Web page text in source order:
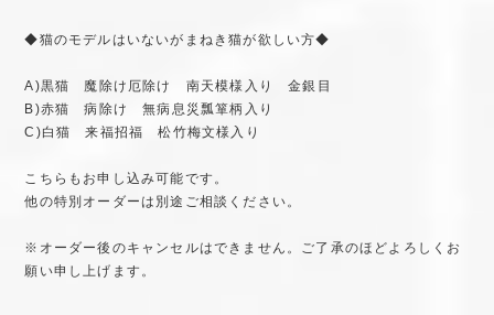
◆猫のモデルはいないがまねき猫が欲しい方◆
A)黒猫 魔除け厄除け 南天模様入り 金銀目
B)赤猫 病除け 無病息災瓢箪柄入り
C)白猫 来福招福 松竹梅文様入り
こちらもお申し込み可能です。
他の特別オーダーは別途ご相談ください。
※オーダー後のキャンセルはできません。ご了承のほどよろしくお
願い申し上げます。